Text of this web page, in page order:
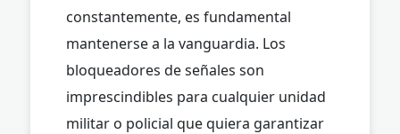
constantemente, es fundamental
mantenerse a la vanguardia. Los
bloqueadores de señales son
imprescindibles para cualquier unidad
militar o policial que quiera garantizar